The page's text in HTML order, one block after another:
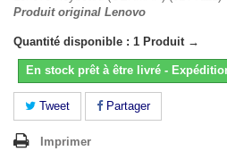
Produit original Lenovo
Quantité disponible : 1 Produit →
En stock prêt à être livré -
Tweet Partager
Imprimer